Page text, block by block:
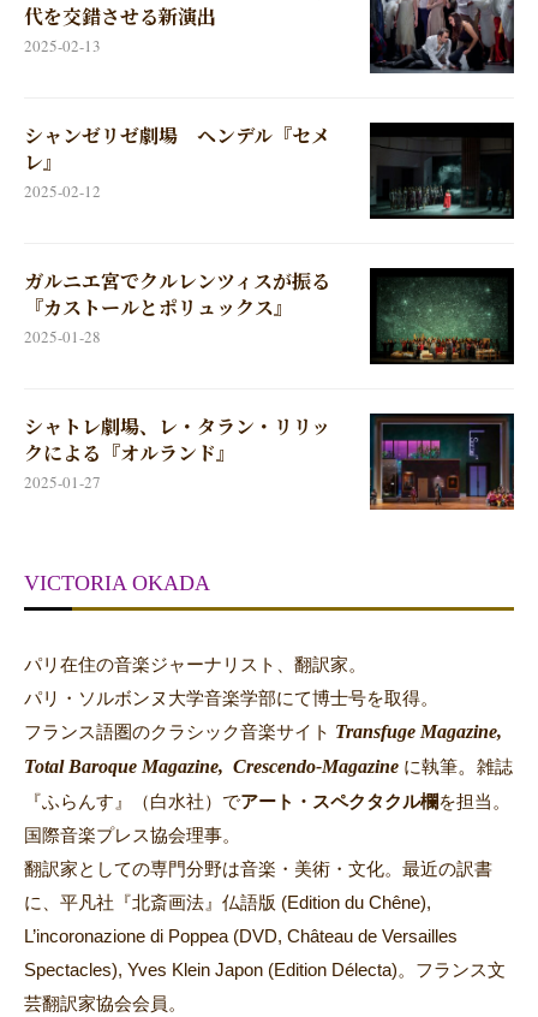
代を交錯させる新演出
2025-02-13
シャンゼリゼ劇場 ヘンデル『セメ
レ』
2025-02-12
ガルニエ宮でクルレンツィスが振る
『カストールとポリュックス』
2025-01-28
シャトレ劇場、レ・タラン・リリッ
クによる『オルランド』
2025-01-27
VICTORIA OKADA
パリ在住の音楽ジャーナリスト、翻訳家。
パリ・ソルボンヌ大学音楽学部にて博士号を取得。
フランス語圏のクラシック音楽サイト Transfuge Magazine,
Total Baroque Magazine, Crescendo-Magazine に執筆。 雑誌
『ふらんす』（白水社）でアート・スペクタクル欄を担当。
国際音楽プレス協会理事。
翻訳家としての専門分野は音楽・美術・文化。最近の訳書
に、平凡社『北斎画法』仏語版 (Edition du Chêne),
L’incoronazione di Poppea (DVD, Château de Versailles
Spectacles), Yves Klein Japon (Edition Délecta)。フランス文
芸翻訳家協会会員。